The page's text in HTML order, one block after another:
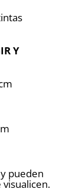
Y
pueden